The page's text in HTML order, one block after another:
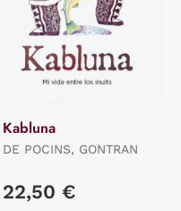
Kabluna
DE POCINS, GONTRAN
22,50 €